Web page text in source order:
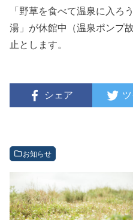
「野草を食べて温泉に入ろ
湯」が休館中（温泉ポンプ
止とします。
シェア
お知らせ